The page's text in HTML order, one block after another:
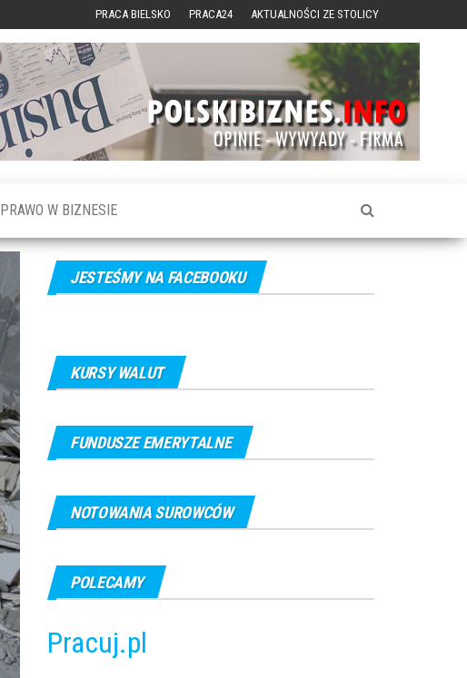
PRACA BIELSKO PRACA24 AKTUALNOŚCI ZE STOLICY
PRAWO W BIZNESIE
JESTEŚMY NA FACEBOOKU
KURSY WALUT
FUNDUSZE EMERYTALNE
NOTOWANIA SUROWCÓW
POLECAMY
Pracuj.pl